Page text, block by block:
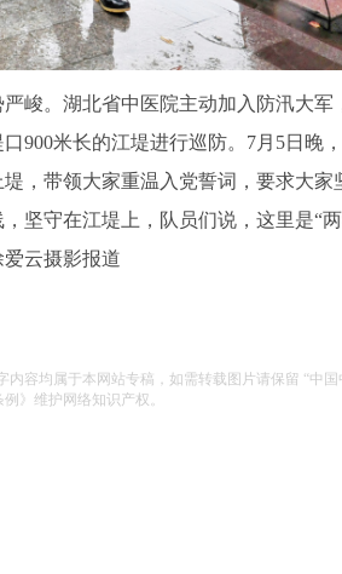
。湖北省中医院主动加入防汛大军
900米长的江堤进行巡防。7月5日晚
，带领大家重温入党誓词，要求大家
坚守在江堤上，队员们说，这里是“
云摄影报道
容均属于本网站专稿，如需转载图片请保留 “中
》维护网络知识产权。